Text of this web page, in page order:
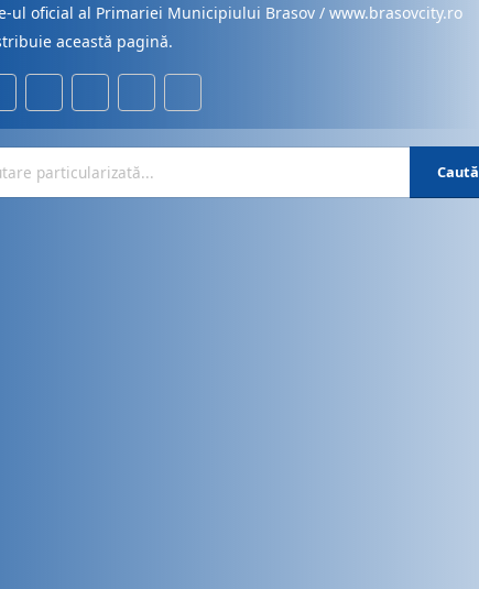
ul oficial al Primariei Municipiului Brasov / www.brasovcity.ro
această pagină.
Caută